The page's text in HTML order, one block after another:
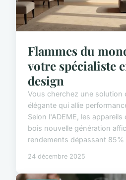
Flammes du
votre spécialiste
design
Vous cherchez une solution
élégante qui allie
Selon l'ADEME, les
bois nouvelle génération
rendements dépassant 85%
24 décembre 2025